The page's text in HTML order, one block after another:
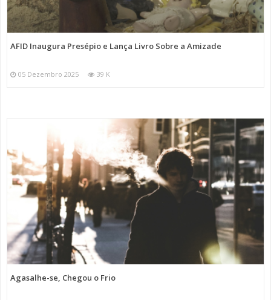
AFID Inaugura Presépio e Lança Livro Sobre a Amizade
05 Dezembro 2025 39 K
Agasalhe-se, Chegou o Frio